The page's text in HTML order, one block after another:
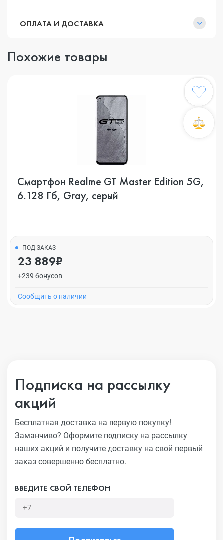
ОПЛАТА И ДОСТАВКА
Похожие товары
Смартфон Realme GT Master Edition 5G,
6.128 Гб, Gray, серый
ПОД ЗАКАЗ
23 889₽
+239 бонусов
Cообщить о наличии
Подписка на рассылку
акций
Бесплатная доставка на первую покупку!
Заманчиво? Оформите подписку на рассылку
наших акций и получите доставку на свой первый
заказ совершенно бесплатно.
ВВЕДИТЕ СВОЙ ТЕЛЕФОН: